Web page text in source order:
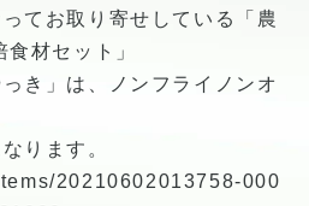
てお取り寄せしている「農
材セット」
き」は、ノンフライノンオ
ります。
20210602013758-000